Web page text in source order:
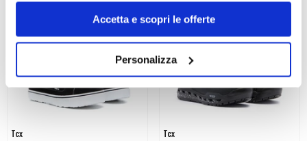
Accetta e scopri le offerte
Personalizza
-27%
Venditore:
Tcx
-25%
Venditore:
Tcx